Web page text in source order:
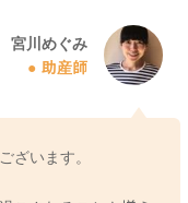
宮川めぐみ
助産師
ざいます。